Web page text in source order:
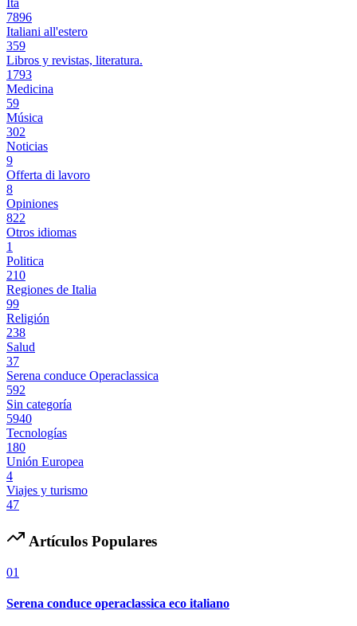
Ita
7896
Italiani all'estero
359
Libros y revistas, literatura.
1793
Medicina
59
Música
302
Noticias
9
Offerta di lavoro
8
Opiniones
822
Otros idiomas
1
Politica
210
Regiones de Italia
99
Religión
238
Salud
37
Serena conduce Operaclassica
592
Sin categoría
5940
Tecnologías
180
Unión Europea
4
Viajes y turismo
47
Artículos Populares
01
Serena conduce operaclassica eco italiano